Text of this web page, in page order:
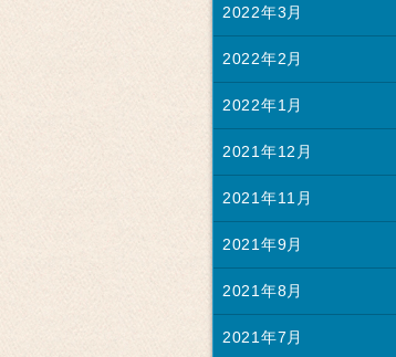
2022年3月
2022年2月
2022年1月
2021年12月
2021年11月
2021年9月
2021年8月
2021年7月